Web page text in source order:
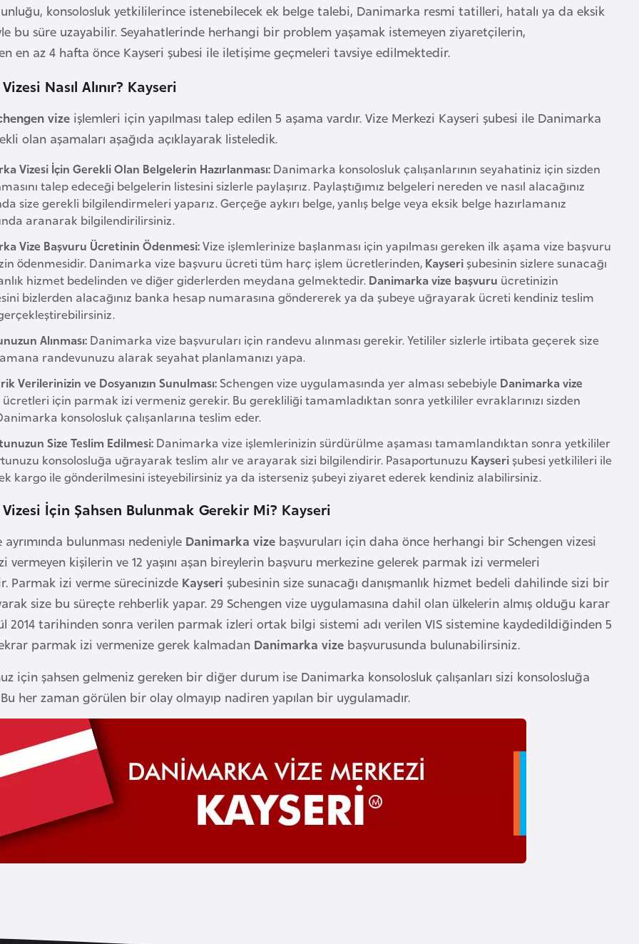
konsolosluk yetkililerince istenebilecek ek belge talebi, Danimarka resmi tatilleri, hatalı ya da eksik
bu süre uzayabilir. Seyahatlerinde herhangi bir problem yaşamak istemeyen ziyaretçilerin,
en az 4 hafta önce Kayseri şubesi ile iletişime geçmeleri tavsiye edilmektedir.
Nasıl Alınır? Kayseri
vize işlemleri için yapılması talep edilen 5 aşama vardır. Vize Merkezi Kayseri şubesi ile Danimarka
olan aşamaları aşağıda açıklayarak listeledik.
Vizesi İçin Gerekli Olan Belgelerin Hazırlanması: Danimarka konsolosluk çalışanlarının seyahatiniz için sizden
talep edeceği belgelerin listesini sizlerle paylaşırız. Paylaştığımız belgeleri nereden ve nasıl alacağınız
size gerekli bilgilendirmeleri yaparız. Gerçeğe aykırı belge, yanlış belge veya eksik belge hazırlamanız
aranarak bilgilendirilirsiniz.
Vize Başvuru Ücretinin Ödenmesi:Vize işlemlerinize başlanması için yapılması gereken ilk aşama vize başvuru
ödenmesidir. Danimarka vize başvuru ücreti tüm harç işlem ücretlerinden, Kayserişubesinin sizlere sunacağı
hizmet bedelinden ve diğer giderlerden meydana gelmektedir. Danimarka vize başvuru ücretinizin
bizlerden alacağınız banka hesap numarasına göndererek ya da şubeye uğrayarak ücreti kendiniz teslim
Alınması: Danimarka vize başvuruları için randevu alınması gerekir. Yetililer sizlerle irtibata geçerek size
randevunuzu alarak seyahat planlamanızı yapa.
Verilerinizin ve Dosyanızın Sunulması:Schengen vize uygulamasında yer alması sebebiyle Danimarka vize
ücretleri için parmak izi vermeniz gerekir. Bu gerekliliği tamamladıktan sonra yetkililer evraklarınızı sizden
konsolosluk çalışanlarına teslim eder.
Size Teslim Edilmesi: Danimarka vize işlemlerinizin sürdürülme aşaması tamamlandıktan sonra yetkililer
konsolosluğa uğrayarak teslim alır ve arayarak sizi bilgilendirir. Pasaportunuzu Kayserişubesi yetkilileri ile
kargo ile gönderilmesini isteyebilirsiniz ya da isterseniz şubeyi ziyaret ederek kendiniz alabilirsiniz.
İçin Şahsen Bulunmak Gerekir Mi? Kayseri
bulunması nedeniyle Danimarka vize başvuruları için daha önce herhangi bir Schengen vizesi
vermeyen kişilerin ve 12 yaşını aşan bireylerin başvuru merkezine gelerek parmak izi vermeleri
Parmak izi verme sürecinizde Kayseri şubesinin size sunacağı danışmanlık hizmet bedeli dahilinde sizi bir
size bu süreçte rehberlik yapar. 29 Schengen vize uygulamasına dahil olan ülkelerin almış olduğu karar
2014 tarihinden sonra verilen parmak izleri ortak bilgi sistemi adı verilen VIS sistemine kaydedildiğinden 5
parmak izi vermenize gerek kalmadan Danimarka vize başvurusunda bulunabilirsiniz.
için şahsen gelmeniz gereken bir diğer durum ise Danimarka konsolosluk çalışanları sizi konsolosluğa
her zaman görülen bir olay olmayıp nadiren yapılan bir uygulamadır.